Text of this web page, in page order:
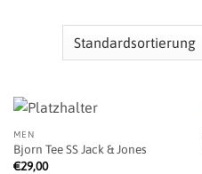
MEN
Bjorn Tee SS Jack & Jones
€29,00